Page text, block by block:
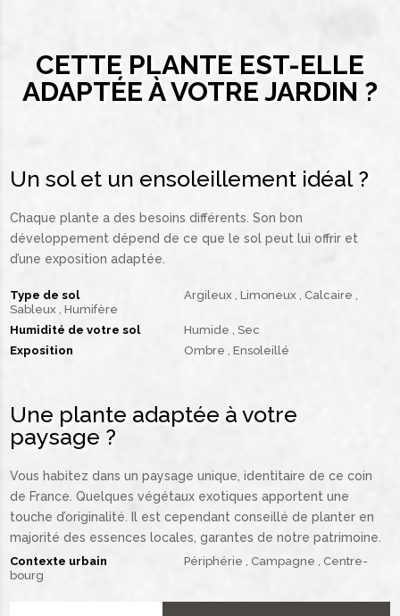
CETTE PLANTE EST-ELLE
ADAPTÉE À VOTRE JARDIN ?
Un sol et un ensoleillement idéal ?
Chaque plante a des besoins différents. Son bon
développement dépend de ce que le sol peut lui offrir et
d’une exposition adaptée.
Type de sol Argileux Limoneux
Calcaire
Sableux Humifère
Humidité de votre sol
Humide
Sec
Exposition
Ombre Ensoleillé
Une plante adaptée à votre
paysage ?
Vous habitez dans un paysage unique, identitaire de ce coin
de France. Quelques végétaux exotiques apportent une
touche d’originalité. Il est cependant conseillé de planter en
majorité des essences locales, garantes de notre patrimoine.
Contexte urbain Périphérie Campagne
Centre-
bourg